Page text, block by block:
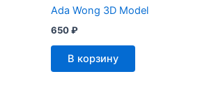
Ada Wong 3D Model
650₽
В корзину